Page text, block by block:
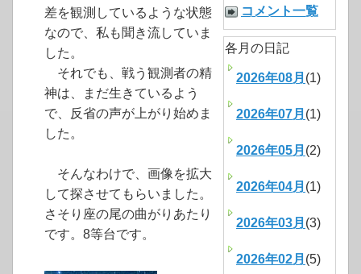
差を観測しているような状態
なので、私も聞き流していま
した。
それでも、戦う観測者の精
神は、まだ生きているよう
で、反省の声が上がり始めま
した。
そんなわけで、画像を拡大
して探させてもらいました。
さそり座の尾の曲がりあたり
です。8等台です。
コメント一覧
各月の日記
2026年08月 (1)
2026年07月 (1)
2026年05月 (2)
2026年04月 (1)
2026年03月 (3)
2026年02月 (5)